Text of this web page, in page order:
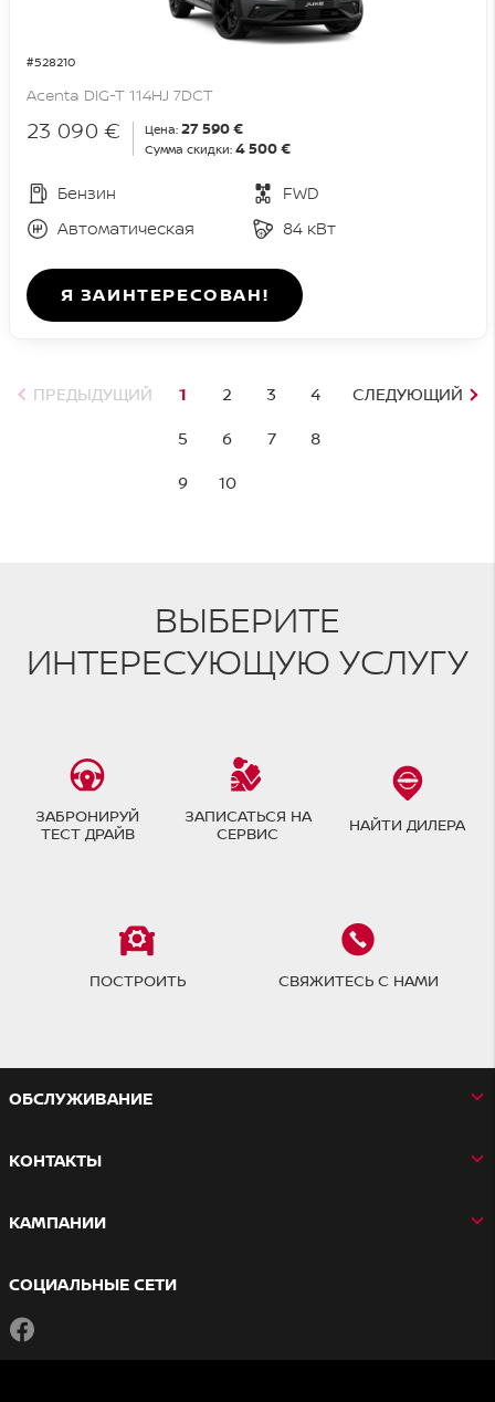
#528210
Acenta DIG-T 114HJ 7DCT
23 090 € Цена: 27 590 €
Сумма скидки: 4 500 €
Бензин
FWD
Автоматическая
84 кВт
Я ЗАИНТЕРЕСОВАН!
ПРЕДЫДУЩИЙ СЛЕДУЮЩИЙ
1 2 3
4
5
6 7
8
9
10
ВЫБЕРИТЕ
ИНТЕРЕСУЮЩУЮ УСЛУГУ
ЗАБРОНИРУЙ
ТЕСТ ДРАЙВ
ЗАПИСАТЬСЯ НА
СЕРВИС
НАЙТИ ДИЛЕРА
ПОСТРОИТЬ СВЯЖИТЕСЬ С НАМИ
OБСЛУЖИВАНИЕ
КОНТАКТЫ
КАМПАНИИ
СОЦИАЛЬНЫЕ СЕТИ